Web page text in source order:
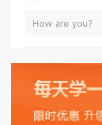
How are you?